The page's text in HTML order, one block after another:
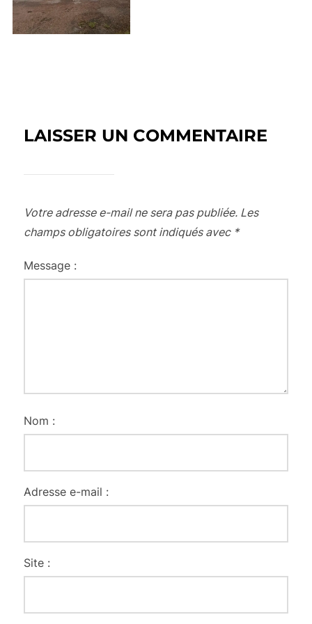
LAISSER UN COMMENTAIRE
Votre adresse e-mail ne sera pas publiée. Les
champs obligatoires sont indiqués avec *
Message :
Nom :
Adresse e-mail :
Site :